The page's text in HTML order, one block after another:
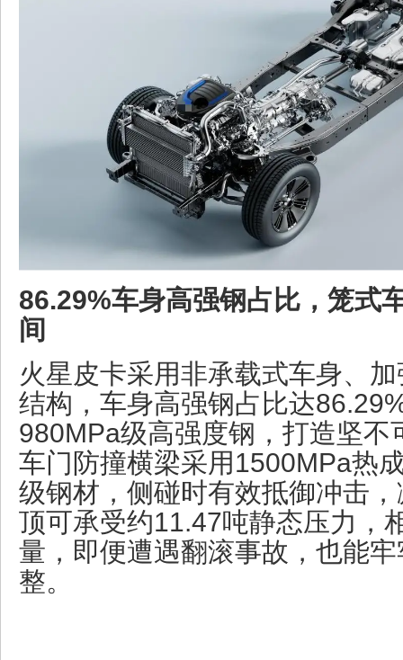
86.29%车身高强钢占比，笼式
间
火星皮卡采用非承载式车身、
结构，车身高强钢占比达
980MPa级高强度钢，打造坚不
车门防撞横梁采用1500MPa热
级钢材，侧碰时有效抵御冲击
顶可承受约11.47吨静态压力，
量，即便遭遇翻滚事故，也能
整。